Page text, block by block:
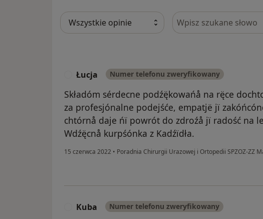
Szukaj w opiniach
Łucja Numer telefonu zweryfikowany
Składóm sérdecne podźę̈kowańå na rę̈ce
za profesjónalne podejśće, empatjë jï
chtórnå daje ńï powrót do zdroźå jï radość na
Wdźę̈cnå kurpśónka z Kadźïdła.
15 czerwca 2022 • Poradnia Chirurgii Urazowej i Ortopedii SPZOZ-ZZ
Kuba Numer telefonu zweryfikowany